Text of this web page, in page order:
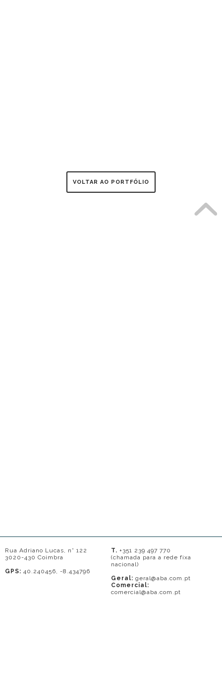
VOLTAR AO PORTFÓLIO
Rua Adriano Lucas, n° 122
3020-430 Coimbra
GPS: 40.240456, -8.434796
T. +351 239 497 770
(chamada para a rede fixa
nacional)
Geral: geral@aba.com.pt
Comercial:
comercial@aba.com.pt